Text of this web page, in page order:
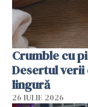
Crumble cu
Desertul verii
lingură
26 IULIE 2026